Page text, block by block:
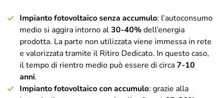
Impianto fotovoltaico senza accumulo: l’autoconsumo
medio si aggira intorno al30-40%dell’energia
prodotta. La parte non utilizzata viene immessa in rete
e valorizzata tramite il Ritiro Dedicato. In questo caso,
il tempo di rientro medio può essere di circa7-10
anni.
Impianto fotovoltaico con accumulo: grazie alla